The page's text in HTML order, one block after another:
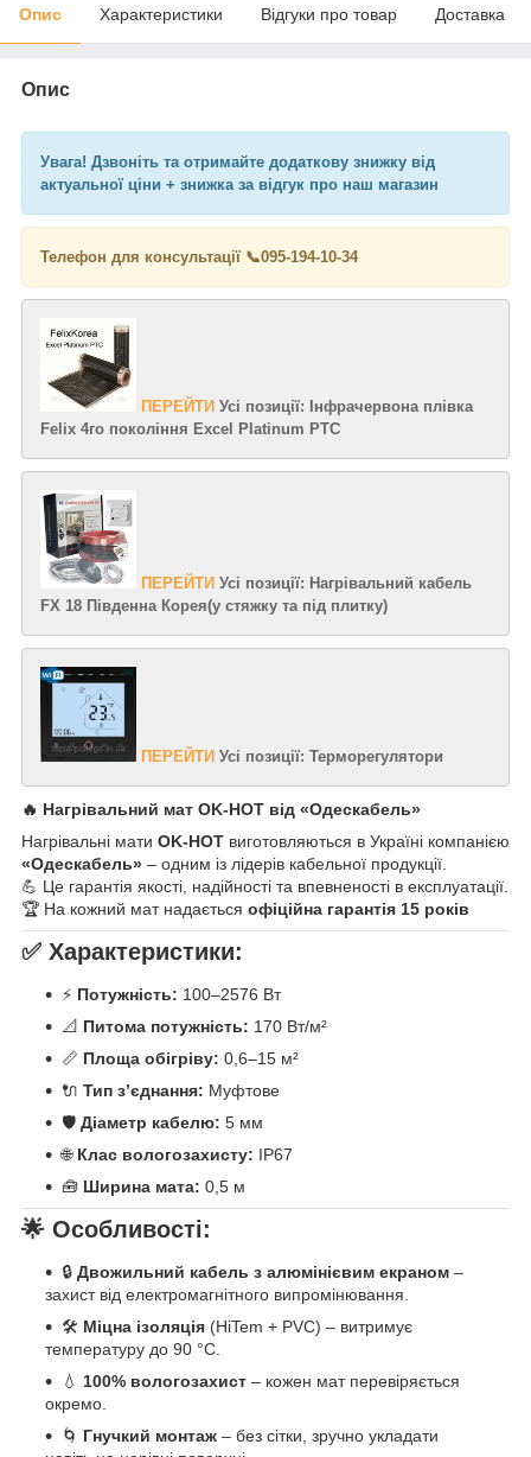
Опис Характеристики Відгуки про товар Доставка
Опис
Увага! Дзвоніть та отримайте додаткову знижку від
актуальної ціни + знижка за відгук про наш магазин
Телефон для консультації 📞095-194-10-34
ПЕРЕЙТИ Усі позиції: Інфрачервона плівка
Felix 4го покоління Excel Platinum PTC
ПЕРЕЙТИ Усі позиції: Нагрівальний кабель
FX 18 Південна Корея(у стяжку та під плитку)
ПЕРЕЙТИ Усі позиції: Терморегулятори
🔥 Нагрівальний мат OK-HOT від «Одескабель»
Нагрівальні мати OK-HOT виготовляються в Україні компанією
«Одескабель» – одним із лідерів кабельної продукції.
💪 Це гарантія якості, надійності та впевненості в експлуатації.
🏆 На кожний мат надається офіційна гарантія 15 років
✅ Характеристики:
⚡ Потужність: 100–2576 Вт
📐 Питома потужність: 170 Вт/м²
📏 Площа обігріву: 0,6–15 м²
🔌 Тип з’єднання: Муфтове
🛡️ Діаметр кабелю: 5 мм
🌐 Клас вологозахисту: IP67
🧰 Ширина мата: 0,5 м
🌟 Особливості:
🔒 Двожильний кабель з алюмінієвим екраном –
захист від електромагнітного випромінювання.
🛠️ Міцна ізоляція (HiTem + PVC) – витримує
температуру до 90 °C.
💧 100% вологозахист – кожен мат перевіряється
окремо.
🌀 Гнучкий монтаж – без сітки, зручно укладати